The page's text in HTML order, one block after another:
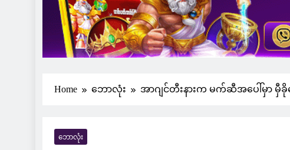
Home ဘောလုံး အာဂျင်တီးနားက မက်ဆီအပေါ်မှာ မှီခိုန
ဘောလုံး